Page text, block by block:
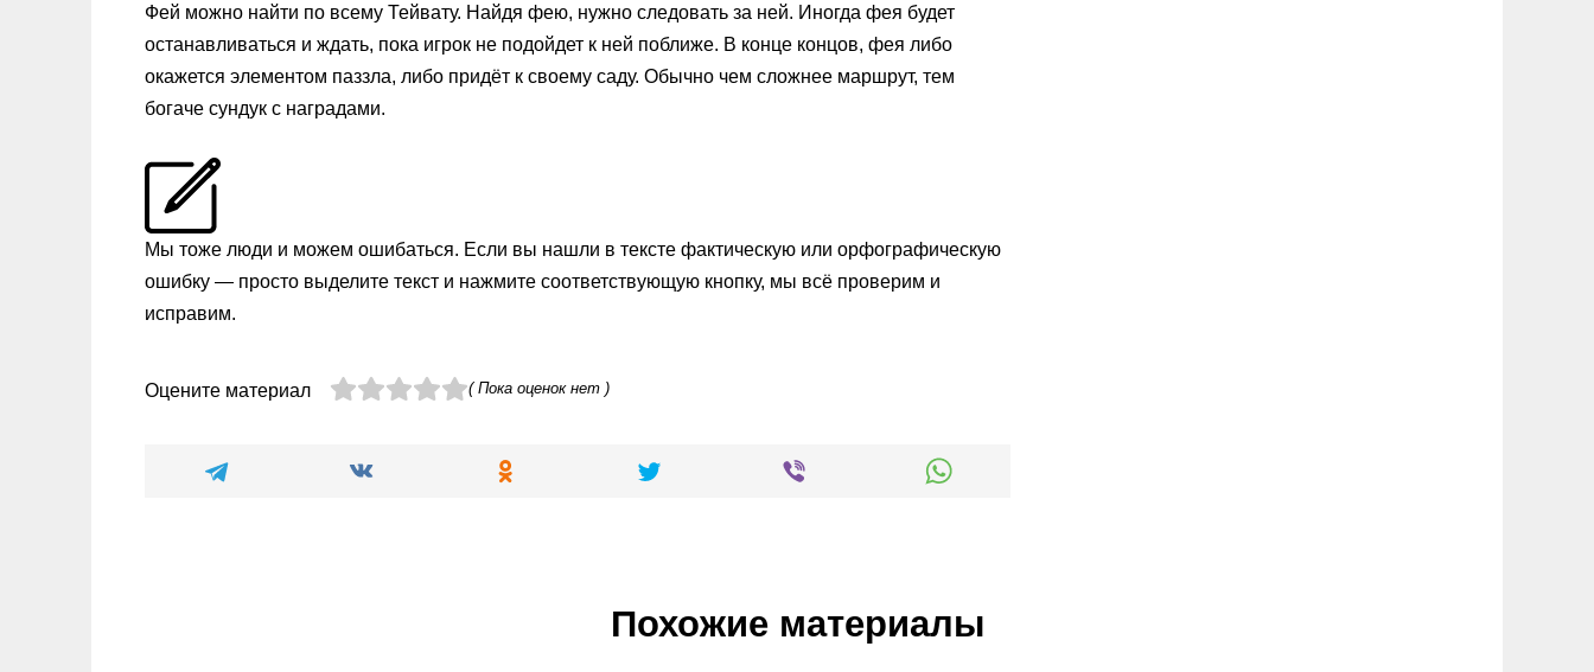
Фей можно найти по всему Тейвату. Найдя фею, нужно следовать за ней. Иногда фея будет
останавливаться и ждать, пока игрок не подойдет к ней поближе. В конце концов, фея либо
окажется элементом паззла, либо придёт к своему саду. Обычно чем сложнее маршрут, тем
богаче сундук с наградами.
Мы тоже люди и можем ошибаться. Если вы нашли в тексте фактическую или орфографическую
ошибку — просто выделите текст и нажмите соответствующую кнопку, мы всё проверим и
исправим.
Оцените материал ( Пока оценок нет )
Похожие материалы